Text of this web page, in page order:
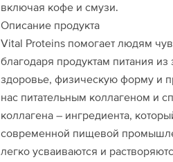
включая кофе и смузи.
Описание продукта
Vital Proteins помогает людям
благодаря продуктам питания
здоровье, физическую форму и
нас питательным коллагеном и
коллагена – ингредиента,
современной пищевой
легко усваиваются и